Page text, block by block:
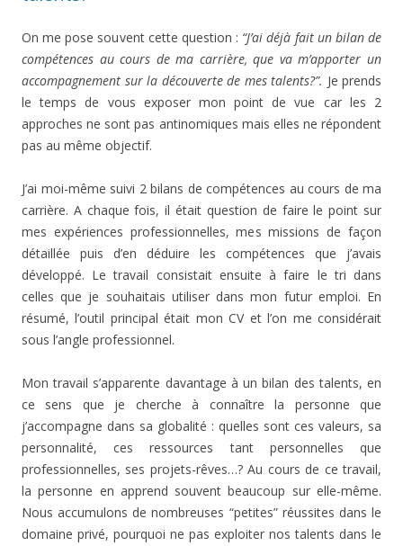
On me pose souvent cette question : “J’ai déjà fait un bilan de
compétences au cours de ma carrière, que va m’apporter un
accompagnement sur la découverte de mes talents?”. Je prends
le temps de vous exposer mon point de vue car les 2
approches ne sont pas antinomiques mais elles ne répondent
pas au même objectif.
J’ai moi-même suivi 2 bilans de compétences au cours de ma
carrière. A chaque fois, il était question de faire le point sur
mes expériences professionnelles, mes missions de façon
détaillée puis d’en déduire les compétences que j’avais
développé. Le travail consistait ensuite à faire le tri dans
celles que je souhaitais utiliser dans mon futur emploi. En
résumé, l’outil principal était mon CV et l’on me considérait
sous l’angle professionnel.
Mon travail s’apparente davantage à un bilan des talents, en
ce sens que je cherche à connaître la personne que
j’accompagne dans sa globalité : quelles sont ces valeurs, sa
personnalité, ces ressources tant personnelles que
professionnelles, ses projets-rêves…? Au cours de ce travail,
la personne en apprend souvent beaucoup sur elle-même.
Nous accumulons de nombreuses “petites” réussites dans le
domaine privé, pourquoi ne pas exploiter nos talents dans le